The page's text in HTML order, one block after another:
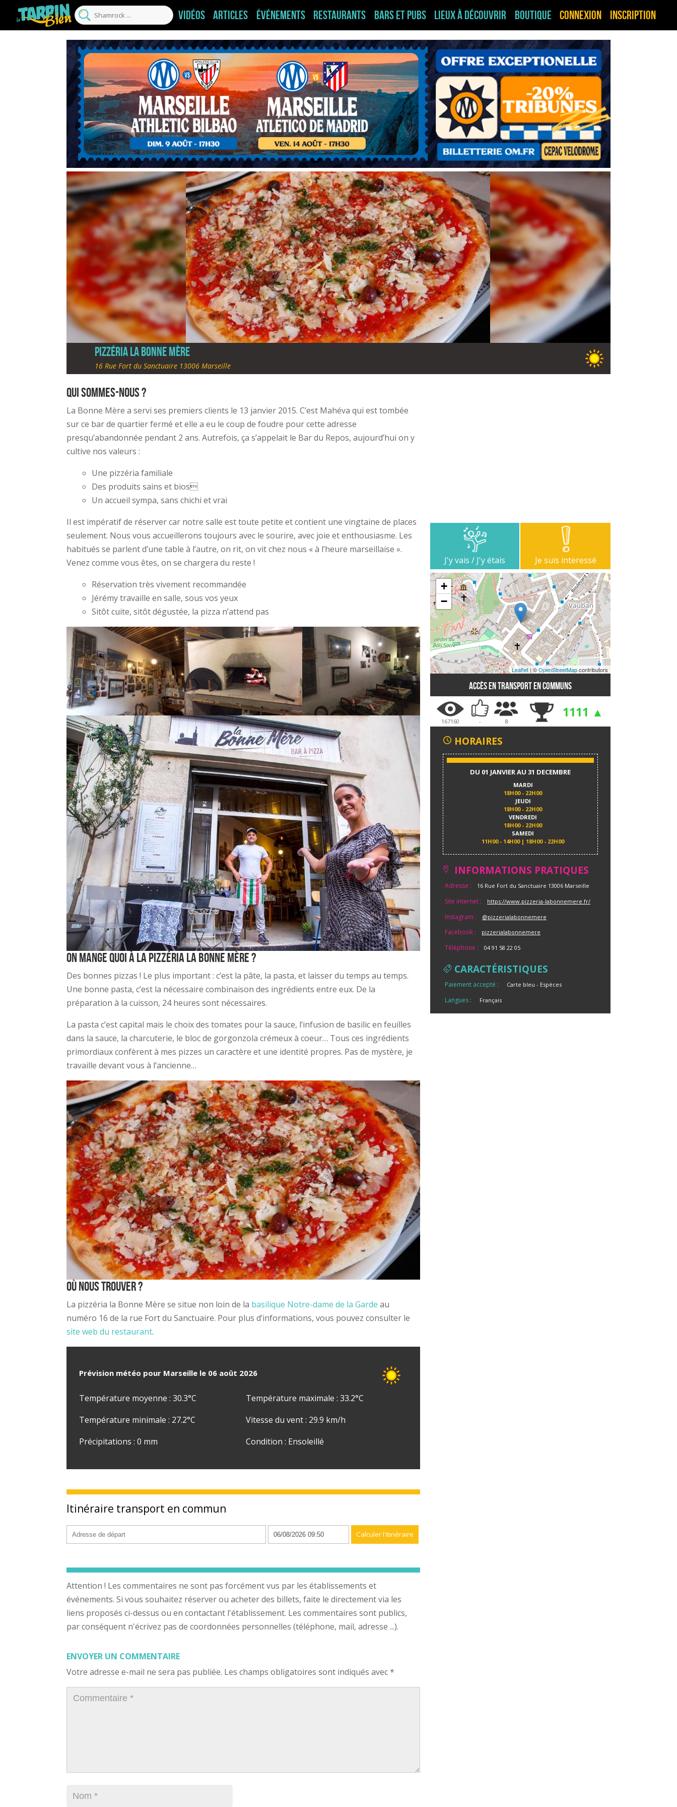
Vidéos Articles Événements Restaurants Bars et pubs Lieux à découvrir Boutique Connexion Inscription
Pizzéria la Bonne Mère
16 Rue Fort du Sanctuaire 13006 Marseille
Qui sommes-nous ?
La Bonne Mère a servi ses premiers clients le 13 janvier 2015. C’est Mahéva qui est tombée
sur ce bar de quartier fermé et elle a eu le coup de foudre pour cette adresse
presqu’abandonnée pendant 2 ans. Autrefois, ça s’appelait le Bar du Repos, aujourd’hui on y
cultive nos valeurs :
Une pizzéria familiale
Des produits sains et bios
Un accueil sympa, sans chichi et vrai
Il est impératif de réserver car notre salle est toute petite et contient une vingtaine de places
seulement. Nous vous accueillerons toujours avec le sourire, avec joie et enthousiasme. Les
habitués se parlent d’une table à l’autre, on rit, on vit chez nous « à l’heure marseillaise ».
Venez comme vous êtes, on se chargera du reste !
Réservation très vivement recommandée
Jérémy travaille en salle, sous vos yeux
Sitôt cuite, sitôt dégustée, la pizza n’attend pas
On mange quoi à la pizzéria la Bonne Mère ?
Des bonnes pizzas ! Le plus important : c’est la pâte, la pasta, et laisser du temps au temps.
Une bonne pasta, c’est la nécessaire combinaison des ingrédients entre eux. De la
préparation à la cuisson, 24 heures sont nécessaires.
La pasta c’est capital mais le choix des tomates pour la sauce, l’infusion de basilic en feuilles
dans la sauce, la charcuterie, le bloc de gorgonzola crémeux à coeur… Tous ces ingrédients
primordiaux confèrent à mes pizzes un caractère et une identité propres. Pas de mystère, je
travaille devant vous à l’ancienne…
Où nous trouver ?
La pizzéria la Bonne Mère se situe non loin de la basilique Notre-dame de la Garde au
numéro 16 de la rue Fort du Sanctuaire. Pour plus d’informations, vous pouvez consulter le
site web du restaurant.
Prévision météo pour Marseille le 06 août 2026
Température moyenne : 30.3°C
Température maximale : 33.2°C
Température minimale : 27.2°C
Vitesse du vent : 29.9 km/h
Précipitations : 0 mm
Condition : Ensoleillé
Itinéraire transport en commun
Attention ! Les commentaires ne sont pas forcément vus par les établissements et
événements. Si vous souhaitez réserver ou acheter des billets, faite le directement via les
liens proposés ci-dessus ou en contactant l'établissement. Les commentaires sont publics,
par conséquent n'écrivez pas de coordonnées personnelles (téléphone, mail, adresse ...).
ENVOYER UN COMMENTAIRE
Votre adresse e-mail ne sera pas publiée. Les champs obligatoires sont indiqués avec*
J'y vais / J'y étais Je suis interessé
+
−
Leaflet | ©OpenStreetMapcontributors
Accès en transport en communs
167160 - 8
1111 ▲
HORAIRES
DU 01 JANVIER AU 31 DECEMBRE
MARDI
18H00 - 22H00
JEUDI
18H00 - 22H00
VENDREDI
18H00 - 22H00
SAMEDI
11H00 - 14H00 | 18H00 - 22H00
INFORMATIONS PRATIQUES
Adresse : 16 Rue Fort du Sanctuaire 13006 Marseille
Site internet : https://www.pizzeria-labonnemere.fr/
Instagram : @pizzerialabonnemere
Facebook : pizzerialabonnemere
Téléphone : 04 91 58 22 05
CARACTÉRISTIQUES
Paiement accepté : Carte bleu Espèces
Langues : Français